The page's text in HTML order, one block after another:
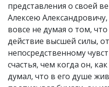
представления о своей
Алексею Александровичу,
вовсе не думая о том,
действие высшей силы,
непосредственному
счастья, чем когда он,
думал, что в его душе